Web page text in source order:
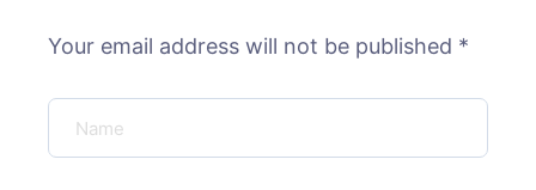
Your email address will not be published *